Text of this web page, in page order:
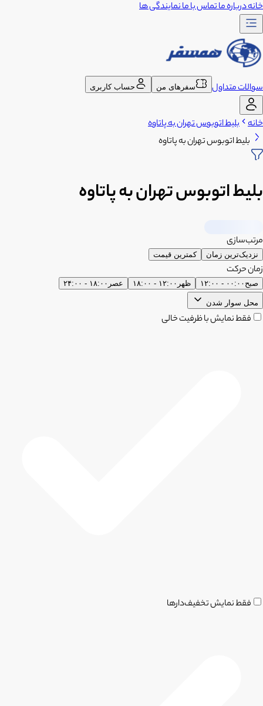
خانهدرباره ماتماس با مانمایندگی ها
سوالات متداول سفرهای من حساب کاربری
خانه بلیط اتوبوس تهران به پاتاوه
بلیط اتوبوس تهران به پاتاوه
بلیط اتوبوس تهران به پاتاوه
مرتب‌سازی
نزدیک‌ترین زمان کمترین قیمت
زمان حرکت
صبح ۰۰:۰۰ - ۱۲:۰۰ ظهر ۱۲:۰۰ - ۱۸:۰۰ عصر ۱۸:۰۰ - ۲۴:۰۰
محل سوار شدن
فقط نمایش با ظرفیت خالی
فقط نمایش تخفیف‌دارها